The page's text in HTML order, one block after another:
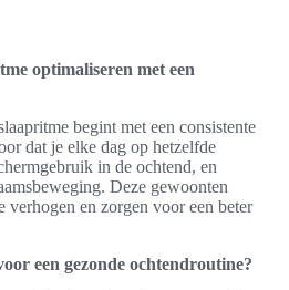
optimaliseren met een
begint met een consistente
dat je elke dag op hetzelfde
in de ochtend, en
Deze gewoonten
verhogen en zorgen voor een beter
een gezonde ochtendroutine?